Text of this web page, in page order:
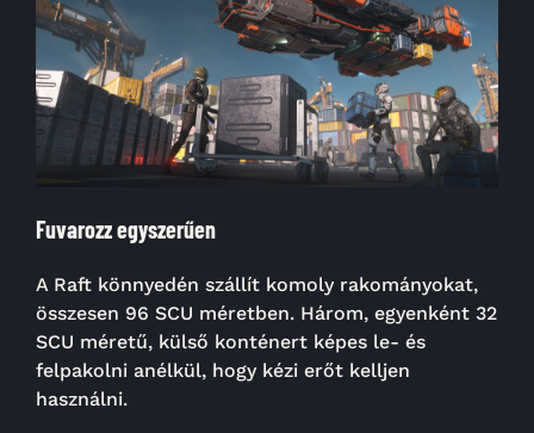
Fuvarozz egyszerűen
A Raft könnyedén szállít komoly rakományokat,
összesen 96 SCU méretben. Három, egyenként 32
SCU méretű, külső konténert képes le- és
felpakolni anélkül, hogy kézi erőt kelljen
használni.